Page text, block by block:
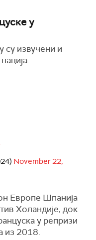
у
су извучени и
November 22,
Европе Шпанија
Холандије, док
у репризи
из 2018.